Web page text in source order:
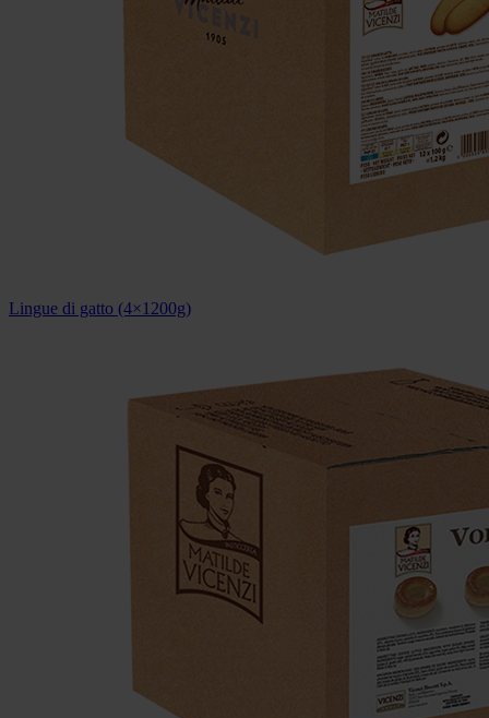
Lingue di gatto (4×1200g)